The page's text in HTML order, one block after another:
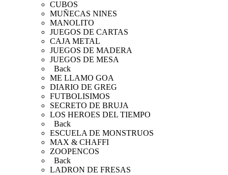
CUBOS
MUÑECAS NINES
MANOLITO
JUEGOS DE CARTAS
CAJA METAL
JUEGOS DE MADERA
JUEGOS DE MESA
Back
ME LLAMO GOA
DIARIO DE GREG
FUTBOLISIMOS
SECRETO DE BRUJA
LOS HEROES DEL TIEMPO
Back
ESCUELA DE MONSTRUOS
MAX & CHAFFI
ZOOPENCOS
Back
LADRON DE FRESAS